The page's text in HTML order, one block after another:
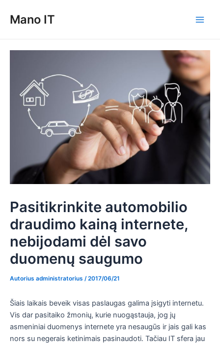
prieMano IT
Pasitikrinkite automobilio
draudimo kainą internete,
nebijodami dėl savo
duomenų saugumo
Autorius administratorius /2017/06/21
Šiais laikais beveik visas paslaugas galima įsigyti internetu.
Vis dar pasitaiko žmonių, kurie nuogąstauja, jog jų
asmeniniai duomenys internete yra nesaugūs ir jais gali kas
nors su negerais ketinimais pasinaudoti. Tačiau IT sfera jau